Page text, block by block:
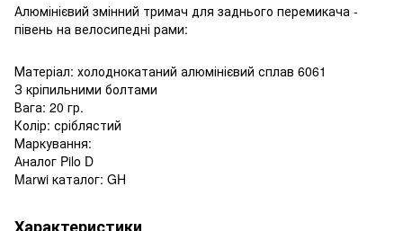
Алюмінієвий змінний тримач для заднього перемикача -
півень на велосипедні рами:
Матеріал: холоднокатаний алюмінієвий сплав 6061
З кріпильними болтами
Вага: 20 гр.
Колір: сріблястий
Маркування:
Аналог Pilo D
Marwi каталог: GH
Характеристики